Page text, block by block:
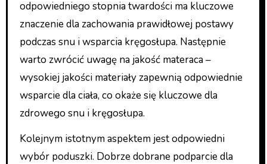
odpowiedniego stopnia twardości ma kluczowe
znaczenie dla zachowania prawidłowej postawy
podczas snu i wsparcia kręgosłupa. Następnie
warto zwrócić uwagę na jakość materaca –
wysokiej jakości materiały zapewnią odpowiednie
wsparcie dla ciała, co okaże się kluczowe dla
zdrowego snu i kręgosłupa.
Kolejnym istotnym aspektem jest odpowiedni
wybór poduszki. Dobrze dobrane podparcie dla